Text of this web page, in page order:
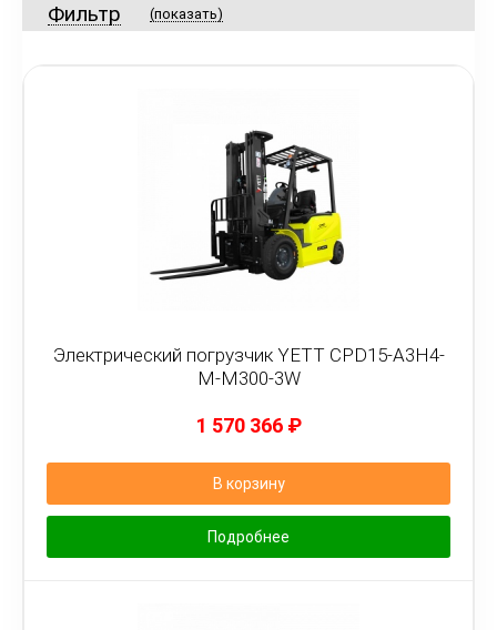
Фильтр (показать)
Электрический погрузчик YETT CPD15-A3H4-
M-M300-3W
1 570 366 ₽
В корзину
Подробнее